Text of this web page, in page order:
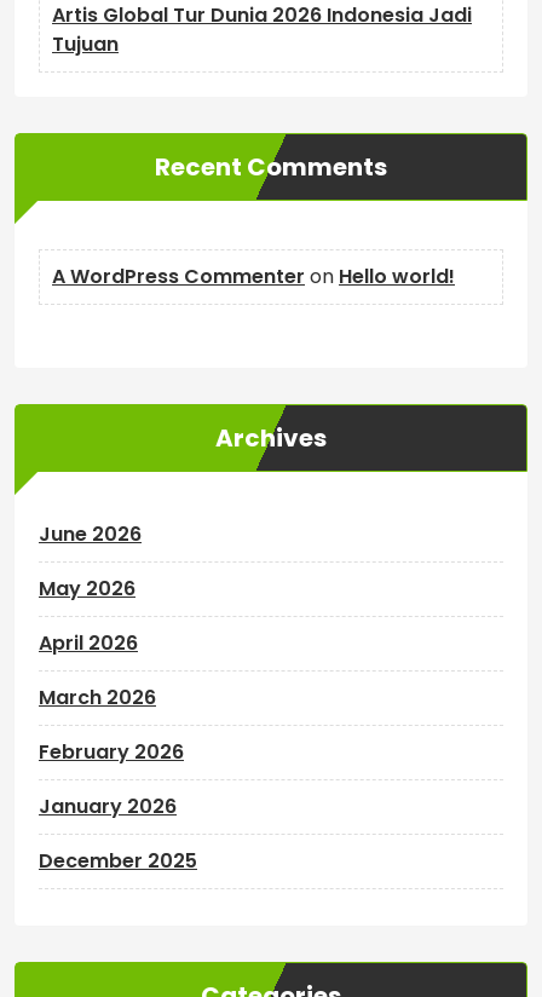
Artis Global Tur Dunia 2026 Indonesia Jadi
Tujuan
Recent Comments
A WordPress Commenter on Hello world!
Archives
June 2026
May 2026
April 2026
March 2026
February 2026
January 2026
December 2025